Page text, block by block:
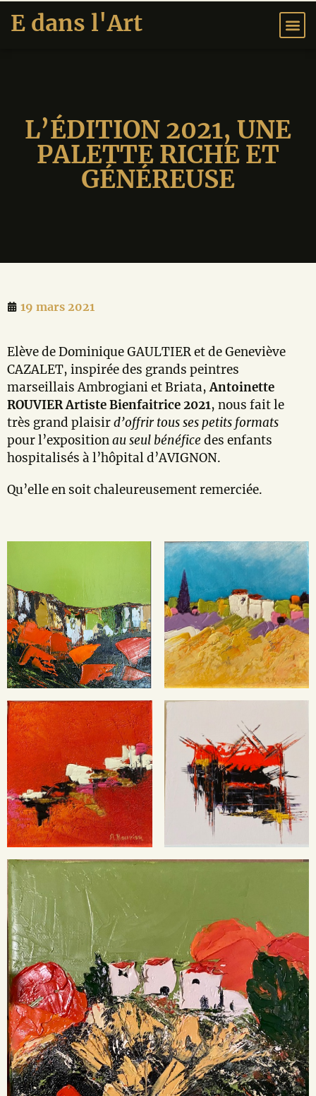
E dans l'Art
L’ÉDITION 2021, UNE
PALETTE RICHE ET
GÉNÉREUSE
19 mars 2021
Elève de Dominique GAULTIER et de Geneviève
CAZALET, inspirée des grands peintres
marseillais Ambrogiani et Briata,Antoinette
ROUVIER Artiste Bienfaitrice 2021, nous fait le
très grand plaisird’offrir tous ses petits formats
pour l’expositionau seul bénéficedes enfants
hospitalisés à l’hôpital d’AVIGNON.
Qu’elle en soit chaleureusement remerciée.